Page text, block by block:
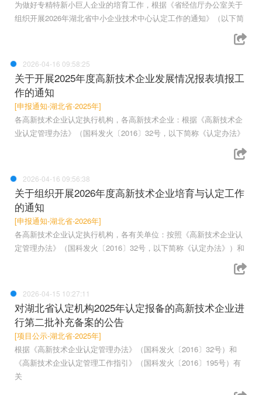
为做好专精特新小巨人企业的培育工作，根据《省经信厅办公室关于
组织开展2026年湖北省中小企业技术中心认定工作的通知》（以下简
2026-04-16 09:58:25
关于开展2025年度高新技术企业发展情况报表填报工
作的通知
[申报通知-湖北省-2025年]
各高新技术企业认定执行机构，各高新技术企业：根据《高新技术企
业认定管理办法》（国科发火〔2016〕32号，以下简称《认定办法》
2026-04-16 09:56:38
关于组织开展2026年度高新技术企业培育与认定工作
的通知
[申报通知-湖北省-2026年]
各高新技术企业认定执行机构，各有关单位：按照《高新技术企业认
定管理办法》（国科发火〔2016〕32号，以下简称《认定办法》）和
2026-04-15 10:27:11
对湖北省认定机构2025年认定报备的高新技术企业进
行第二批补充备案的公告
[项目公示-湖北省-2025年]
根据《高新技术企业认定管理办法》（国科发火〔2016〕32号）和
《高新技术企业认定管理工作指引》（国科发火〔2016〕195号）有
关